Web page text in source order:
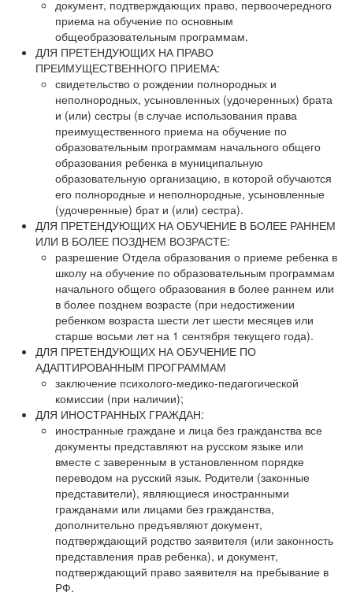
документ, подтверждающих право, первоочередного
приема на обучение по основным
общеобразовательным программам.
ДЛЯ ПРЕТЕНДУЮЩИХ НА ПРАВО
ПРЕИМУЩЕСТВЕННОГО ПРИЕМА:
свидетельство о рождении полнородных и
неполнородных, усыновленных (удочеренных) брата
и (или) сестры (в случае использования права
преимущественного приема на обучение по
образовательным программам начального общего
образования ребенка в муниципальную
образовательную организацию, в которой обучаются
его полнородные и неполнородные, усыновленные
(удочеренные) брат и (или) сестра).
ДЛЯ ПРЕТЕНДУЮЩИХ НА ОБУЧЕНИЕ В БОЛЕЕ РАННЕМ
ИЛИ В БОЛЕЕ ПОЗДНЕМ ВОЗРАСТЕ:
разрешение Отдела образования о приеме ребенка в
школу на обучение по образовательным программам
начального общего образования в более раннем или
в более позднем возрасте (при недостижении
ребенком возраста шести лет шести месяцев или
старше восьми лет на 1 сентября текущего года).
ДЛЯ ПРЕТЕНДУЮЩИХ НА ОБУЧЕНИЕ ПО
АДАПТИРОВАННЫМ ПРОГРАММАМ
заключение психолого-медико-педагогической
комиссии (при наличии);
ДЛЯ ИНОСТРАННЫХ ГРАЖДАН:
иностранные граждане и лица без гражданства все
документы представляют на русском языке или
вместе с заверенным в установленном порядке
переводом на русский язык. Родители (законные
представители), являющиеся иностранными
гражданами или лицами без гражданства,
дополнительно предъявляют документ,
подтверждающий родство заявителя (или законность
представления прав ребенка), и документ,
подтверждающий право заявителя на пребывание в
РФ.